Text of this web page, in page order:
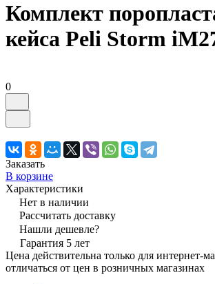
Комплект
кейса Peli Storm
0
Заказать
В корзине
Характеристики
Нет в наличии
Рассчитать доставку
Нашли дешевле?
Гарантия 5 лет
Цена действительна только для интернет-
отличаться от цен в розничных магазинах